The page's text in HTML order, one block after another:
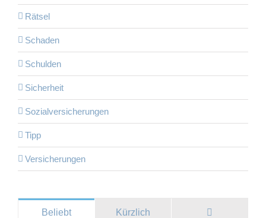
Rätsel
Schaden
Schulden
Sicherheit
Sozialversicherungen
Tipp
Versicherungen
Beliebt Kürzlich